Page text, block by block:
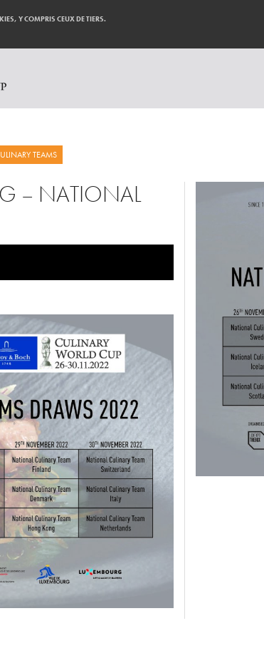
Y COMPRIS CEUX DE TIERS.
TEAMS
– NATIONAL